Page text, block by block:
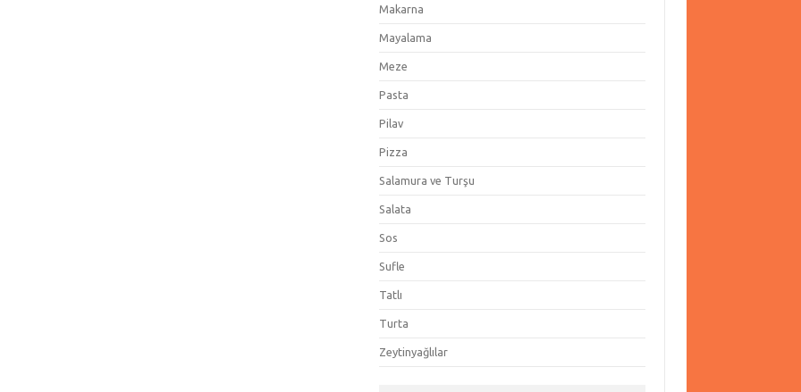
Makarna
Mayalama
Meze
Pasta
Pilav
Pizza
Salamura ve Turşu
Salata
Sos
Sufle
Tatlı
Turta
Zeytinyağlılar